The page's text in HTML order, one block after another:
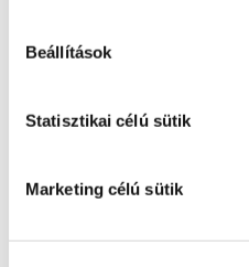
Beállítások
Statisztikai célú sütik
Marketing célú sütik
Zepter Kozmetikumok
Zepter Trend (2)